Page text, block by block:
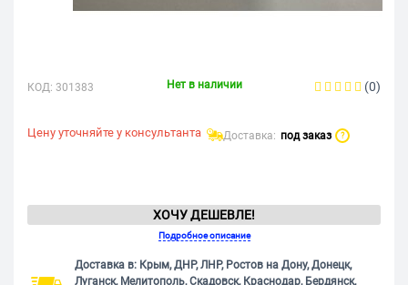
КОД: 301383 Нет в наличии (0)
Цену уточняйте у консультанта Доставка: под заказ ?
ХОЧУ ДЕШЕВЛЕ!
Подробное описание
Доставка в: Крым, ДНР, ЛНР, Ростов на Дону, Донецк,
Луганск, Мелитополь, Скадовск, Краснодар, Бердянск,